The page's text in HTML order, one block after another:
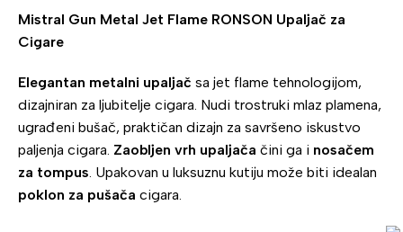
Mistral Gun Metal Jet Flame RONSON Upaljač za
Cigare
Elegantan metalni upaljač sa jet flame tehnologijom,
dizajniran za ljubitelje cigara. Nudi trostruki mlaz plamena,
ugrađeni bušač, praktičan dizajn za savršeno iskustvo
paljenja cigara. Zaobljen vrh upaljača čini ga i nosačem
za tompus. Upakovan u luksuznu kutiju može biti idealan
poklon za pušača cigara.